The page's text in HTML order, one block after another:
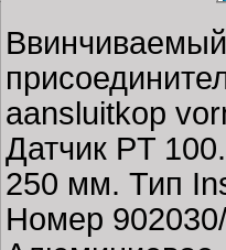
aansluitkop
Датчик PT
250 мм. Тип
Номер